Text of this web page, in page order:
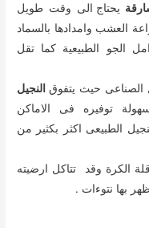
يحتاج الى وقت طويل
العشب وامدادها بالسماد
الجو الطبيعية كما تقل
الصناعى حيث يتفوقالنجيل
توفيره فى الاماكن
الطبيعى اكثر بكثير من
الكرة وقد تتاكل ارضيته
بها نتوءات .